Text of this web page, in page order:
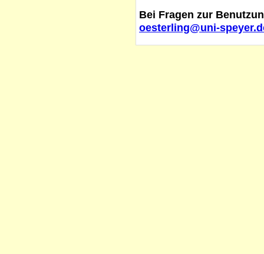
Bei Fragen zur
oesterling@uni-